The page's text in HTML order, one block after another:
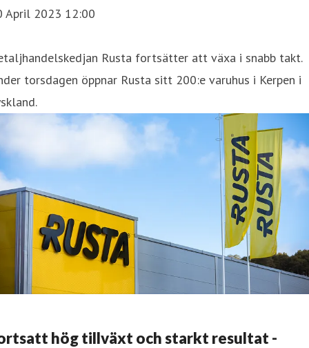
April 2023 12:00
Rusta fortsätter att växa i snabb takt.
torsdagen öppnar Rusta sitt 200:e varuhus i Kerpen i
hög tillväxt och starkt resultat -